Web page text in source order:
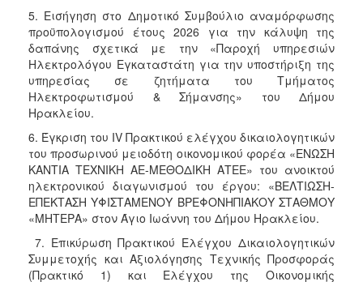
5. Εισήγηση στο Δημοτικό Συμβούλιο αναμόρφωσης
προϋπολογισμού έτους 2026 για την κάλυψη της
δαπάνης σχετικά με την «Παροχή υπηρεσιών
Ηλεκτρολόγου Εγκαταστάτη για την υποστήριξη της
υπηρεσίας σε ζητήματα του Τμήματος
Ηλεκτροφωτισμού & Σήμανσης» του Δήμου
Ηρακλείου.
6. Έγκριση του ΙV Πρακτικού ελέγχου δικαιολογητικών
του προσωρινού μειοδότη οικονομικού φορέα «ΕΝΩΣΗ
ΚΑΝΤΙΑ ΤΕΧΝΙΚΗ ΑΕ-ΜΕΘΟΔΙΚΗ ΑΤΕΕ» του ανοικτού
ηλεκτρονικού διαγωνισμού του έργου: «ΒΕΛΤΙΩΣΗ-
ΕΠΕΚΤΑΣΗ ΥΦΙΣΤΑΜΕΝΟΥ ΒΡΕΦΟΝΗΠΙΑΚΟΥ ΣΤΑΘΜΟΥ
«ΜΗΤΕΡΑ» στον Άγιο Ιωάννη του Δήμου Ηρακλείου.
7. Επικύρωση Πρακτικού Ελέγχου Δικαιολογητικών
Συμμετοχής και Αξιολόγησης Τεχνικής Προσφοράς
(Πρακτικό 1) και Ελέγχου της Οικονομικής